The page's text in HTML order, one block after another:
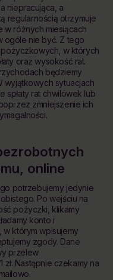
niepracująca, a
regularnością otrzymuje
w różnych miesiącach
ogóle nie być. Z tego
w których
oraz wysokość rat.
będziemy
wyjątkowych sytuacjach
spłaty rat chwilówek lub
zmniejszenie ich
online
potrzebujemy jedynie
Po wejściu na
pożyczki, klikamy
konto i
którym wpisujemy
zgody. Dane
przelew
Następnie czekamy na